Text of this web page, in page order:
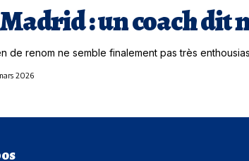
: un coach dit
de renom ne semble finalement pas très
2026